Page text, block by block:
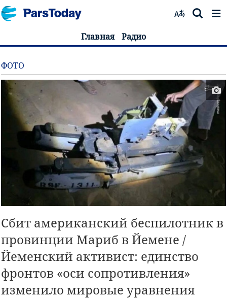
Главная Радио
ФОТО
Сбит американский беспилотник в
провинции Мариб в Йемене /
Йеменский активист: единство
фронтов «оси сопротивления»
изменило мировые уравнения